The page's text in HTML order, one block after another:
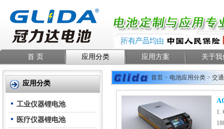
首 页 应用分类 应用方案 关于我
应用分类
工业仪器锂电池
医疗仪器锂电池
首页 > 电池应用分类 > 交
1.